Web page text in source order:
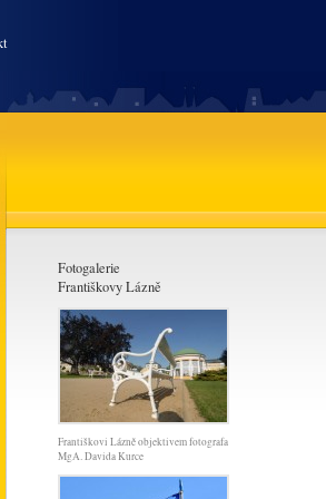
Fotogalerie
Františkovy Lázně
Františkovi Lázně objektivem fotografa
MgA. Davida Kurce